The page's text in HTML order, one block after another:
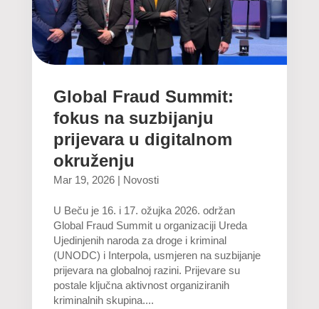
Global Fraud Summit:
fokus na suzbijanju
prijevara u digitalnom
okruženju
Mar 19, 2026| Novosti
U Beču je 16. i 17. ožujka 2026. održan
Global Fraud Summit u organizaciji Ureda
Ujedinjenih naroda za droge i kriminal
(UNODC) i Interpola, usmjeren na suzbijanje
prijevara na globalnoj razini. Prijevare su
postale ključna aktivnost organiziranih
kriminalnih skupina....